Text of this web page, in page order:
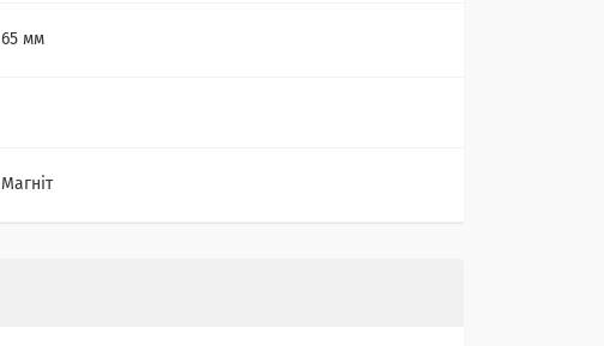
65 мм
Магніт